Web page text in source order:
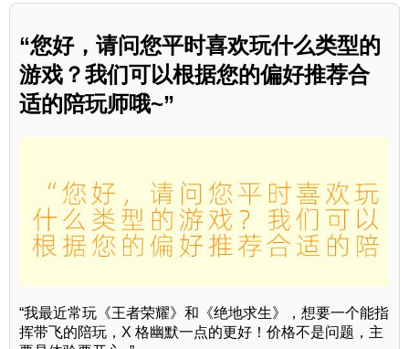
“您好，请问您平时喜欢玩什么类型的
游戏？我们可以根据您的偏好推荐合
适的陪玩师哦~”
“我最近常玩《王者荣耀》和《绝地求生》，想要一个能指
挥带飞的陪玩，X 格幽默一点的更好！价格不是问题，主